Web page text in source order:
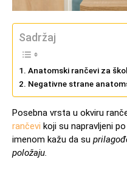
Sadržaj
Anatomski rančevi za
Negativne strane
Posebna vrsta u okviru
rančevi koji su napravljeni
imenom kažu da su
položaju.